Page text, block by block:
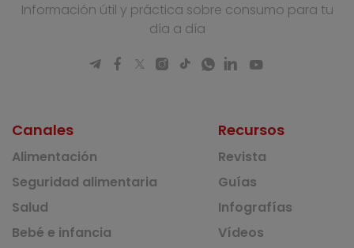
Información útil y práctica sobre consumo para tu
día a día
Canales
Alimentación
Seguridad alimentaria
Salud
Bebé e infancia
Recursos
Revista
Guías
Infografías
Vídeos